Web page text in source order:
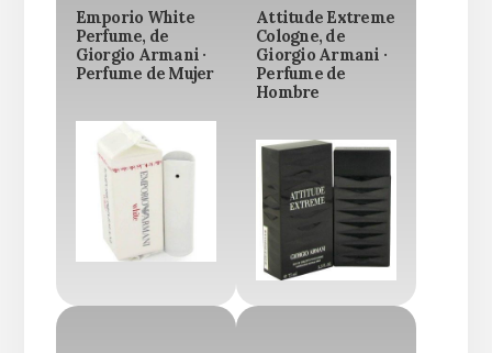
Emporio White
Perfume, de
Giorgio Armani ·
Perfume de Mujer
Attitude Extreme
Cologne, de
Giorgio Armani ·
Perfume de
Hombre